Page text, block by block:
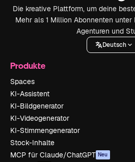
Die kreative Plattform, um deine
Mehr als 1 Million Abonnenten unter
Agenturen und
Deutsch
Produkte
Spaces
KI-Assistent
KI-Bildgenerator
KI-Videogenerator
KI-Stimmengenerator
Stock-Inhalte
MCP für Claude/ChatGPT Neu